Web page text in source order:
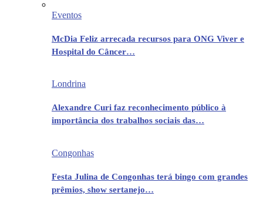
Eventos
McDia Feliz arrecada recursos para ONG Viver e
Hospital do Câncer…
Londrina
Alexandre Curi faz reconhecimento público à
importância dos trabalhos sociais das…
Congonhas
Festa Julina de Congonhas terá bingo com grandes
prêmios, show sertanejo…